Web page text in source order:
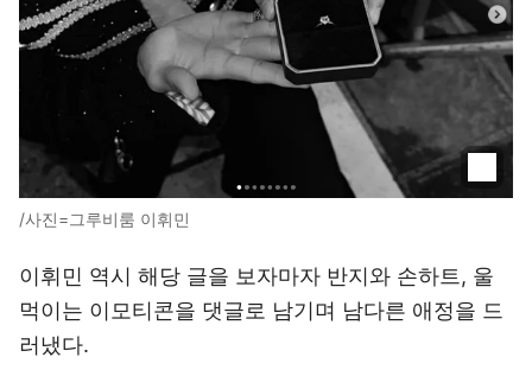
/사진=그루비룸 이휘민
이휘민 역시 해당 글을 보자마자 반지와 손하트, 울
먹이는 이모티콘을 댓글로 남기며 남다른 애정을 드
러냈다.